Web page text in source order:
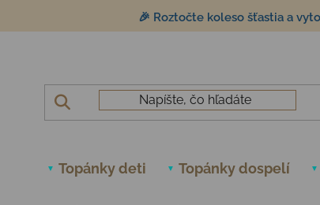
🎉 Roztočte koleso šťastia a
Topánky deti Topánky dospelí